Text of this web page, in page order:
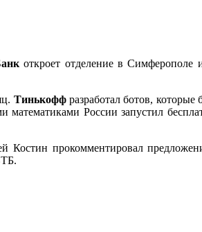
откроет отделение в
Тинькоффразработал ботов, которые
математиками России запустил
Костин прокомментировал